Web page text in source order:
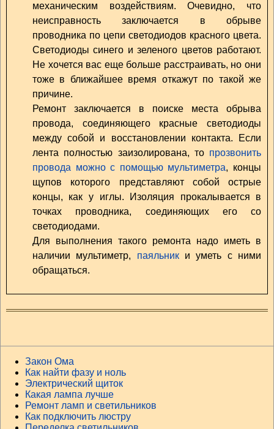
механическим воздействиям. Очевидно, что
неисправность заключается в обрыве
проводника по цепи светодиодов красного цвета.
Светодиоды синего и зеленого цветов работают.
Не хочется вас еще больше расстраивать, но они
тоже в ближайшее время откажут по такой же
причине.
Ремонт заключается в поиске места обрыва
провода, соединяющего красные светодиоды
между собой и восстановлении контакта. Если
лента полностью заизолирована, то прозвонить
провода можно с помощью мультиметра, концы
щупов которого представляют собой острые
концы, как у иглы. Изоляция прокалывается в
точках проводника, соединяющих его со
светодиодами.
Для выполнения такого ремонта надо иметь в
наличии мультиметр, паяльники уметь с ними
обращаться.
Закон Ома
Как найти фазу и ноль
Электрический щиток
Какая лампа лучше
Ремонт ламп и светильников
Как подключить люстру